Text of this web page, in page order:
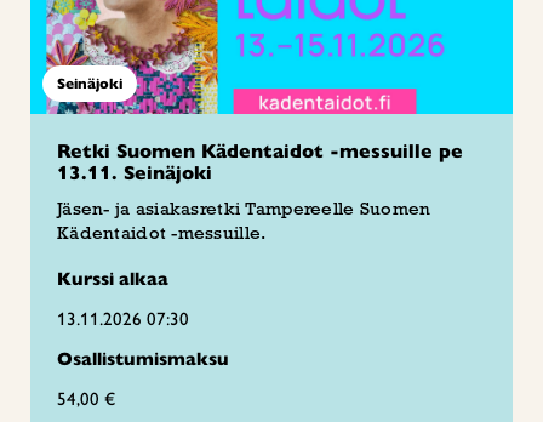
Seinäjoki
Retki Suomen Kädentaidot -messuille pe
13.11. Seinäjoki
Jäsen- ja asiakasretki Tampereelle Suomen
Kädentaidot -messuille.
Kurssi alkaa
13.11.2026 07:30
Osallistumismaksu
54,00 €